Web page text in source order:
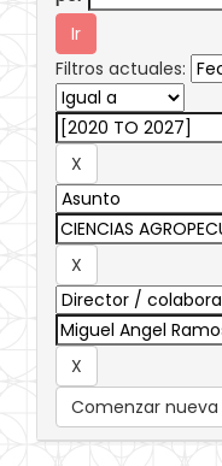
Filtros actuales:
Comenzar